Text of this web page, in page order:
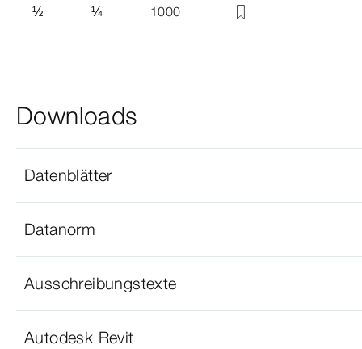
½ ¼ 1000
Downloads
Datenblätter
Datanorm
Ausschreibungstexte
Autodesk Revit